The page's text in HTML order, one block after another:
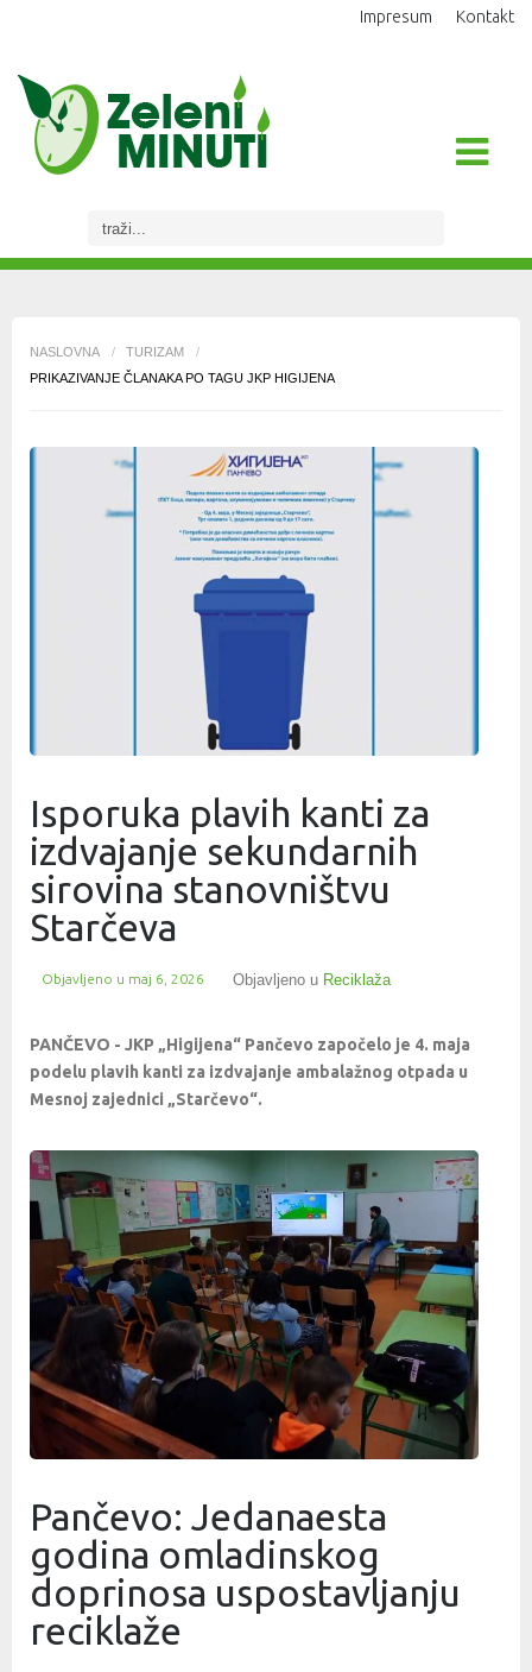
Impresum Kontakt
NASLOVNA / TURIZAM
/
PRIKAZIVANJE ČLANAKA PO TAGU JKP HIGIJENA
Isporuka plavih kanti za
izdvajanje sekundarnih
sirovina stanovništvu
Starčeva
Objavljeno u maj 6, 2026 Objavljeno u Reciklaža
PANČEVO - JKP „Higijena“ Pančevo započelo je 4. maja
podelu plavih kanti za izdvajanje ambalažnog otpada u
Mesnoj zajednici „Starčevo“.
Pančevo: Jedanaesta
godina omladinskog
doprinosa uspostavljanju
reciklaže